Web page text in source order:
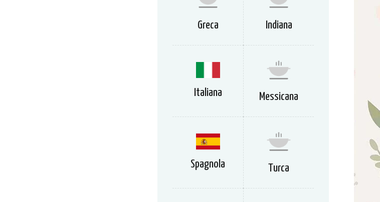
Greca Indiana
Italiana Messicana
Spagnola Turca